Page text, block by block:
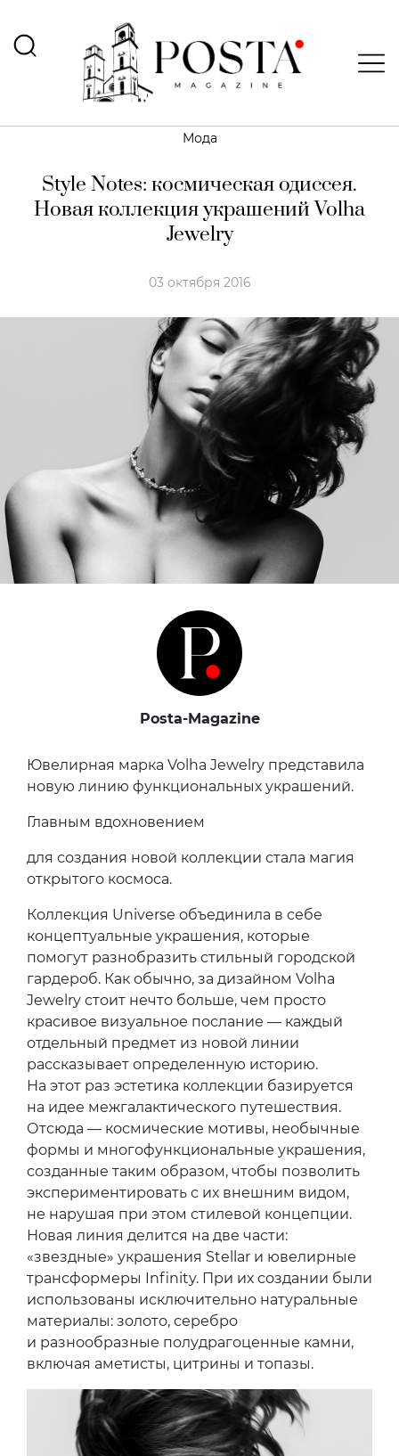
Мода
Style Notes: космическая одиссея.
Новая коллекция украшений Volha
Jewelry
03 октября 2016
Posta-Magazine
Ювелирная марка Volha Jewelry представила
новую линию функциональных украшений.
Главным вдохновением
для создания новой коллекции стала магия
открытого космоса.
Коллекция Universe объединила в себе
концептуальные украшения, которые
помогут разнобразить стильный городской
гардероб. Как обычно, за дизайном Volha
Jewelry стоит нечто больше, чем просто
красивое визуальное послание — каждый
отдельный предмет из новой линии
рассказывает определенную историю.
На этот раз эстетика коллекции базируется
на идее межгалактического путешествия.
Отсюда — космические мотивы, необычные
формы и многофункциональные украшения,
созданные таким образом, чтобы позволить
экспериментировать с их внешним видом,
не нарушая при этом стилевой концепции.
Новая линия делится на две части:
«звездные» украшения Stellar и ювелирные
трансформеры Infinity. При их создании были
использованы исключительно натуральные
материалы: золото, серебро
и разнообразные полудрагоценные камни,
включая аметисты, цитрины и топазы.